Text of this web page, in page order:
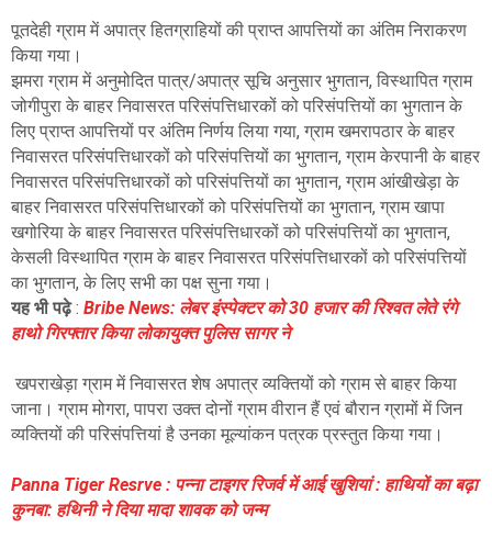
पूतदेही ग्राम में अपात्र हितग्राहियों की प्राप्त आपत्तियों का अंतिम निराकरण
किया गया।
झमरा ग्राम में अनुमोदित पात्र/अपात्र सूचि अनुसार भुगतान, विस्थापित ग्राम
जोगीपुरा के बाहर निवासरत परिसंपत्तिधारकों को परिसंपत्तियों का भुगतान के
लिए प्राप्त आपत्तियों पर अंतिम निर्णय लिया गया, ग्राम खमरापठार के बाहर
निवासरत परिसंपत्तिधारकों को परिसंपत्तियों का भुगतान, ग्राम केरपानी के बाहर
निवासरत परिसंपत्तिधारकों को परिसंपत्तियों का भुगतान, ग्राम आंखीखेड़ा के
बाहर निवासरत परिसंपत्तिधारकों को परिसंपत्तियों का भुगतान, ग्राम खापा
खगोरिया के बाहर निवासरत परिसंपत्तिधारकों को परिसंपत्तियों का भुगतान,
केसली विस्थापित ग्राम के बाहर निवासरत परिसंपत्तिधारकों को परिसंपत्तियों
का भुगतान, के लिए सभी का पक्ष सुना गया।
यह भी पढ़े: Bribe News: लेबर इंस्पेक्टर को 30 हजार की रिश्वत लेते रंगे
हाथो गिरफ्तार किया लोकायुक्त पुलिस सागर ने
खपराखेड़ा ग्राम में निवासरत शेष अपात्र व्यक्तियों को ग्राम से बाहर किया
जाना। ग्राम मोगरा, पापरा उक्त दोनों ग्राम वीरान हैं एवं बौरान ग्रामों में जिन
व्यक्तियों की परिसंपत्तियां है उनका मूल्यांकन पत्रक प्रस्तुत किया गया।
Panna Tiger Resrve : पन्ना टाइगर रिजर्व में आई खुशियां : हाथियों का बढ़ा
कुनबा: हथिनी ने दिया मादा शावक को जन्म